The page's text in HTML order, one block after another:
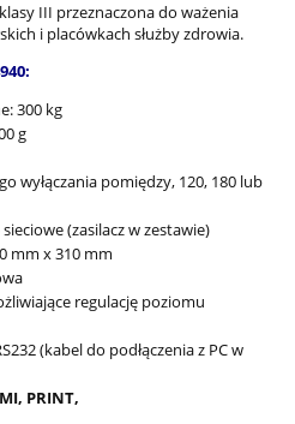
III przeznaczona do ważenia
i placówkach służby zdrowia.
300 kg
g
wyłączania pomiędzy, 120, 180 lub
(zasilacz w zestawie)
mm x 310 mm
regulację poziomu
(kabel do podłączenia z PC w
PRINT,